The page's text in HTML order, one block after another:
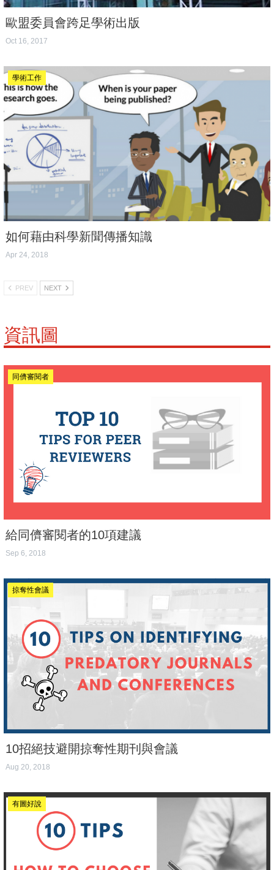
歐盟委員會跨足學術出版
Oct 16, 2017
學術工作
如何藉由科學新聞傳播知識
Apr 24, 2018
PREV NEXT
資訊圖
同儕審閱者
給同儕審閱者的10項建議
Sep 6, 2018
掠奪性會議
10招絕技避開掠奪性期刊與會議
Aug 20, 2018
有圖好說